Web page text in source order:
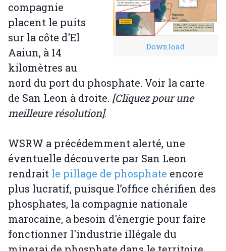
Download
compagnie
placent le puits
sur la côte d'El
Aaiun, à 14
kilomètres au
nord du port du phosphate. Voir la carte
de San Leon à droite. [Cliquez pour une
meilleure résolution].
WSRW a précédemment alerté, une
éventuelle découverte par San Leon
rendrait le pillage de phosphate encore
plus lucratif, puisque l’office chérifien des
phosphates, la compagnie nationale
marocaine, a besoin d'énergie pour faire
fonctionner l'industrie illégale du